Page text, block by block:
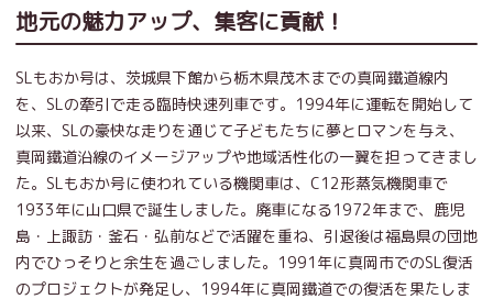
地元の魅力アップ、集客に貢献！
SLもおか号は、茨城県下館から栃木県茂木までの真岡鐵道線内
を、SLの牽引で走る臨時快速列車です。1994年に運転を開始して
以来、SLの豪快な走りを通じて子どもたちに夢とロマンを与え、
真岡鐵道沿線のイメージアップや地域活性化の一翼を担ってきまし
た。SLもおか号に使われている機関車は、C12形蒸気機関車で
1933年に山口県で誕生しました。廃車になる1972年まで、鹿児
島・上諏訪・釜石・弘前などで活躍を重ね、引退後は福島県の団地
内でひっそりと余生を過ごしました。1991年に真岡市でのSL復活
のプロジェクトが発足し、1994年に真岡鐵道での復活を果たしま